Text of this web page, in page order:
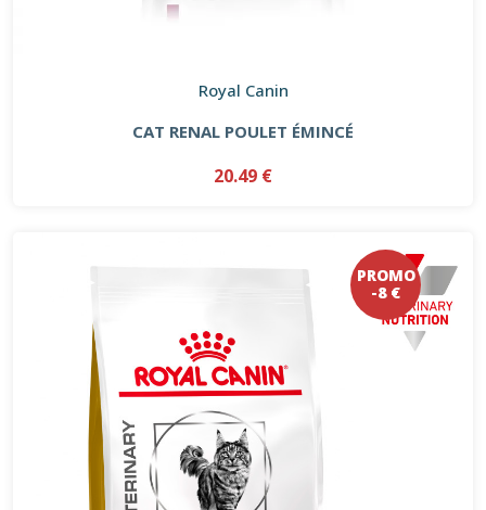
Royal Canin
CAT RENAL POULET ÉMINCÉ
20.49 €
PROMO
-8 €